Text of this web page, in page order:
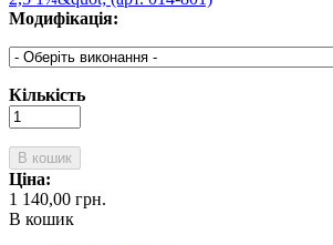
Модифікація:
Кількість
В кошик
Ціна:
1 140,00 грн.
В кошик